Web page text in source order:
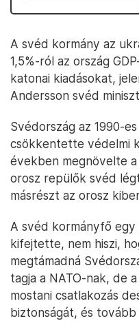
A svéd kormány az
1,5%-ról az ország
katonai kiadásokat,
Andersson svéd
Svédország az 1990-
csökkentette védelmi
években megnövelte
orosz repülők svéd
másrészt az orosz
A svéd kormányfő
kifejtette, nem hiszi,
megtámadná
tagja a NATO-nak, de
mostani csatlakozás
biztonságát, és